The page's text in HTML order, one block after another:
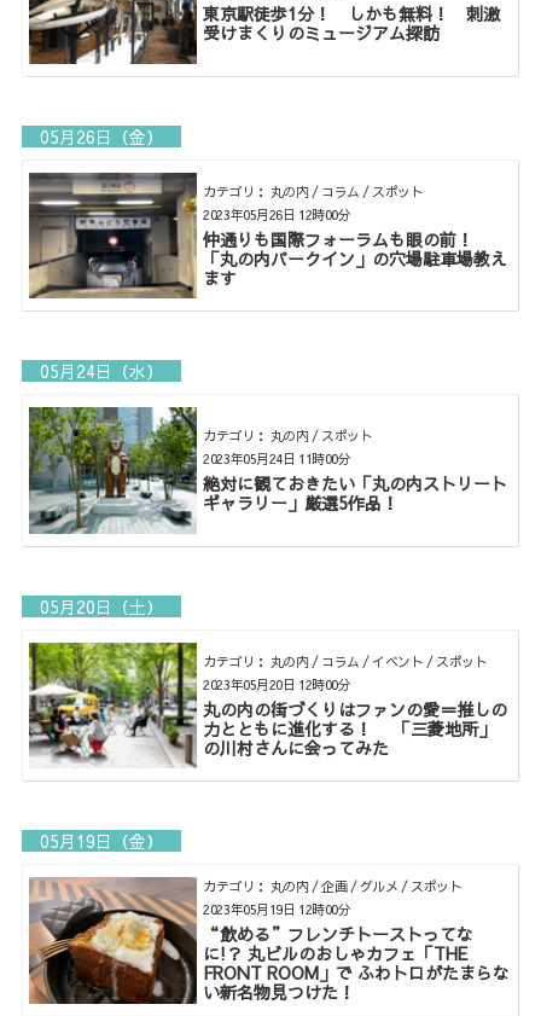
東京駅徒歩1分！ しかも無料！ 刺激
受けまくりのミュージアム探訪
05月26日（金）
カテゴリ： 丸の内 / コラム / スポット
仲通りも国際フォーラムも眼の前！
「丸の内パークイン」の穴場駐車場教え
ます
2023年05月26日 12時00分
05月24日（水）
カテゴリ： 丸の内 / スポット
絶対に観ておきたい「丸の内ストリート
ギャラリー」厳選5作品！
2023年05月24日 11時00分
05月20日（土）
カテゴリ： 丸の内 / コラム / イベント / スポット
丸の内の街づくりはファンの愛＝推しの
力とともに進化する！ 「三菱地所」
の川村さんに会ってみた
2023年05月20日 12時00分
05月19日（金）
カテゴリ： 丸の内 / 企画 / グルメ / スポット
“飲める”フレンチトーストってな
に!？ 丸ビルのおしゃカフェ「THE
FRONT ROOM」で ふわトロがたまらな
い新名物見つけた！
2023年05月19日 12時00分